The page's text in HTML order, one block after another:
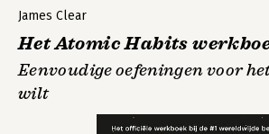
James Clear
Het Atomic Habits
Eenvoudige oefeningen voor
wilt